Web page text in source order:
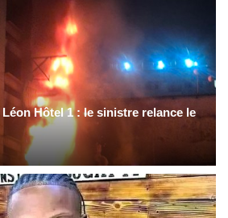
Léon Hôtel 1 : le sinistre relance le